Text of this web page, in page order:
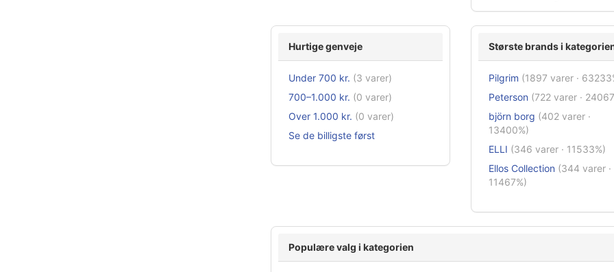
Hurtige genveje
Under 700 kr. (3 varer)
700–1.000 kr. (0 varer)
Over 1.000 kr. (0 varer)
Se de billigste først
Største brands i
Pilgrim (1897 varer ·
Peterson (722 varer ·
björn borg (402 varer ·
13400%)
ELLI (346 varer · 11533%)
Ellos Collection (344 varer ·
11467%)
Populære valg i kategorien